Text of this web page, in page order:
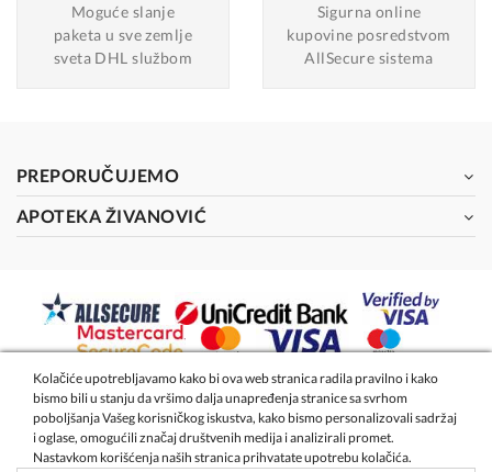
Moguće slanje
paketa u sve zemlje
sveta DHL službom
Sigurna online
kupovine posredstvom
AllSecure sistema
PREPORUČUJEMO
APOTEKA ŽIVANOVIĆ
2026 - Apoteka Magistra Živanović
Kolačiće upotrebljavamo kako bi ova web stranica radila pravilno i kako
bismo bili u stanju da vršimo dalja unapređenja stranice sa svrhom
poboljšanja Vašeg korisničkog iskustva, kako bismo personalizovali sadržaj
i oglase, omogućili značaj društvenih medija i analizirali promet.
Nastavkom korišćenja naših stranica prihvatate upotrebu kolačića.